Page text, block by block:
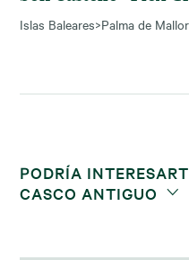
Islas Baleares>Palma de
PODRÍA
CASCO ANTIGUO